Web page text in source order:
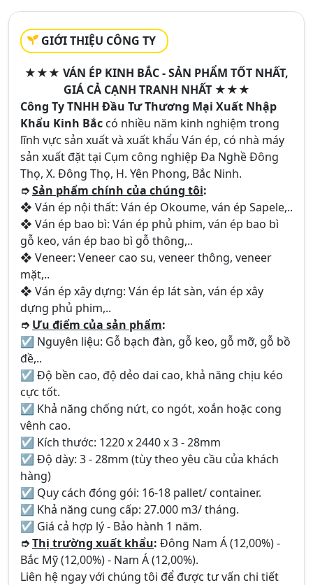
GIỚI THIỆU CÔNG TY
★★★ VÁN ÉP KINH BẮC - SẢN PHẨM TỐT NHẤT,
GIÁ CẢ CẠNH TRANH NHẤT ★★★
Công Ty TNHH Đầu Tư Thương Mại Xuất Nhập
Khẩu Kinh Bắc có nhiều năm kinh nghiệm trong
lĩnh vực sản xuất và xuất khẩu Ván ép, có nhà máy
sản xuất đặt tại Cụm công nghiệp Đa Nghề Đông
Thọ, X. Đông Thọ, H. Yên Phong, Bắc Ninh.
➮Sản phẩm chính của chúng tôi:
❖ Ván ép nội thất: Ván ép Okoume, ván ép Sapele,..
❖ Ván ép bao bì: Ván ép phủ phim, ván ép bao bì
gỗ keo, ván ép bao bì gỗ thông,..
❖ Veneer: Veneer cao su, veneer thông, veneer
mặt,..
❖ Ván ép xây dựng: Ván ép lát sàn, ván ép xây
dựng phủ phim,..
➮ Ưu điểm của sản phẩm:
☑ Nguyên liệu: Gỗ bạch đàn, gỗ keo, gỗ mỡ, gỗ bồ
đề,..
☑ Độ bền cao, độ dẻo dai cao, khả năng chịu kéo
cực tốt.
☑ Khả năng chống nứt, co ngót, xoắn hoặc cong
vênh cao.
☑ Kích thước: 1220 x 2440 x 3 - 28mm
☑ Độ dày: 3 - 28mm (tùy theo yêu cầu của khách
hàng)
☑ Quy cách đóng gói: 16-18 pallet/ container.
☑ Khả năng cung cấp: 27.000 m3/ tháng.
☑ Giá cả hợp lý - Bảo hành 1 năm.
➮Thị trường xuất khẩu: Đông Nam Á (12,00%) -
Bắc Mỹ (12,00%) - Nam Á (12,00%).
Liên hệ ngay với chúng tôi để được tư vấn chi tiết